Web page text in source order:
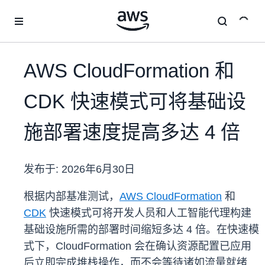
AWS CloudFormation 和
CDK 快速模式可将基础设
施部署速度提高多达 4 倍
发布于: 2026年6月30日
根据内部基准测试， AWS CloudFormation 和
CDK 快速模式可将开发人员和人工智能代理构建
基础设施所需的部署时间缩短多达 4 倍。在快速模
式下，CloudFormation 会在确认资源配置已应用